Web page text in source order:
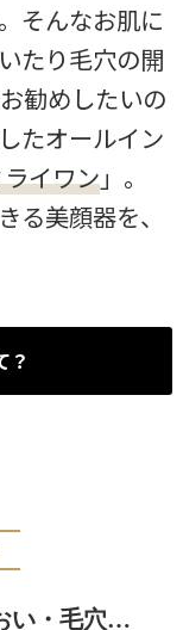
そんなお肌に
たり毛穴の開
勧めしたいの
たオールイン
イワン」。
る美顔器を、
？
い・毛穴…